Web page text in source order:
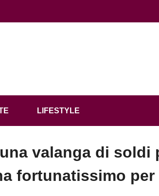
LIFESTYLE
valanga di soldi
fortunatissimo per